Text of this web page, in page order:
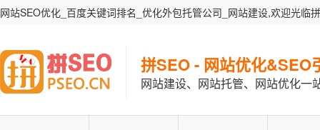
网站SEO优化_百度关键词排名_优化外包托管公司_网站建设,欢迎光临
拼SEO - 网站优化&SEO
网站建设、网站托管、网站优化一